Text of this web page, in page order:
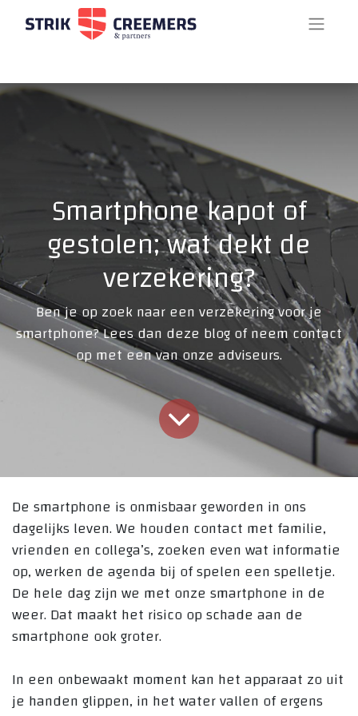
Smartphone kapot of
gestolen; wat dekt de
verzekering?
Ben je op zoek naar een verzekering voor je
smartphone? Lees dan deze blog of neem contact
op met een van onze adviseurs.
De smartphone is onmisbaar geworden in ons
dagelijks leven. We houden contact met familie,
vrienden en collega’s, zoeken even wat informatie
op, werken de agenda bij of spelen een spelletje.
De hele dag zijn we met onze smartphone in de
weer. Dat maakt het risico op schade aan de
smartphone ook groter.
In een onbewaakt moment kan het apparaat zo uit
je handen glippen, in het water vallen of ergens